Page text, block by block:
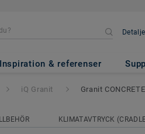
Inspiration & referenser
CONCRETE
iQ Granit Granit
KLIMATAVTRYCK